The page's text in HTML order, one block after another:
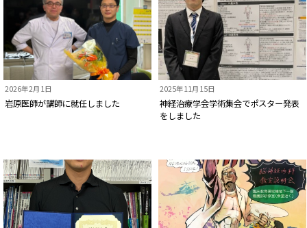
2026年2月1日
岩原医師が講師に就任しました
2025年11月15日
神経治療学会学術集会でポスター発表
をしました